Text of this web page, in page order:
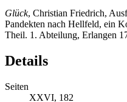
Glück, Christian Friedrich,
Pandekten nach Hellfeld, ein
Theil. 1. Abteilung, Erlangen
Details
Seiten
XXVI, 182